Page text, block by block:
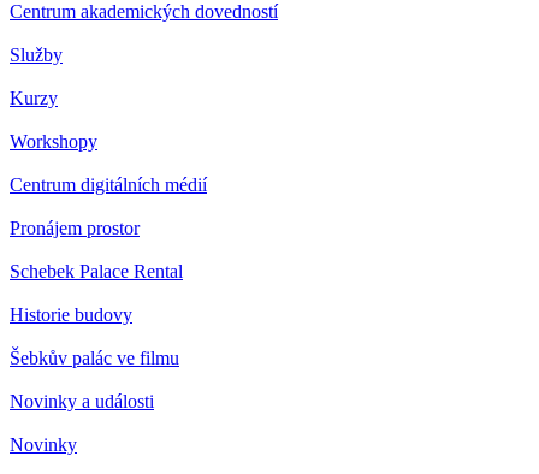
Centrum akademických dovedností
Služby
Kurzy
Workshopy
Centrum digitálních médií
Pronájem prostor
Schebek Palace Rental
Historie budovy
Šebkův palác ve filmu
Novinky a události
Novinky